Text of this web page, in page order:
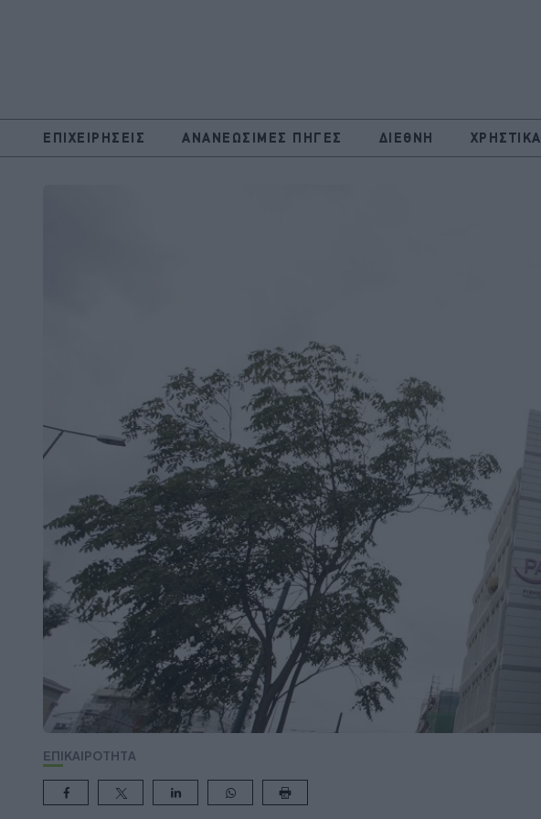
ΕΠΙΧΕΙΡΗΣΕΙΣ ΑΝΑΝΕΩΣΙΜΕΣ ΠΗΓΕΣ ΔΙΕΘΝΗ ΧΡΗΣΤΙΚΑ
ΕΠΙΚΑΙΡΟΤΗΤΑ